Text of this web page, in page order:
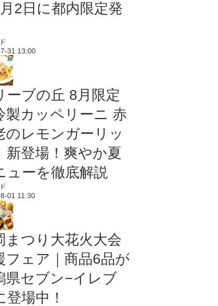
2日に都内限定発
31 13:00
ーブの丘 8月限定
製カッペリーニ 赤
のレモンガーリッ
新登場！爽やか夏
ューを徹底解説
01 11:30
まつり大花火大会
フェア｜商品6品が
県セブン−イレブ
登場中！